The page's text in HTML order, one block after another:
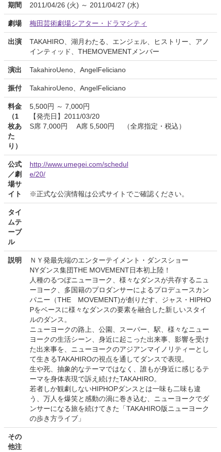
期間 2011/04/26 (火) ～ 2011/04/27 (水)
劇場 梅田芸術劇場シアター・ドラマシティ
出演
TAKAHIRO、湖月わたる、エンジェル、ヒストリー、アノ
インティッド、THEMOVEMENTメンバー
演出 TakahiroUeno、AngelFeliciano
振付 TakahiroUeno、AngelFeliciano
料金
（1
枚あ
た
り）
5,500円 ～ 7,000円
【発売日】2011/03/20
S席 7,000円 A席 5,500円 （全席指定・税込）
公式
／劇
場サ
イト
http://www.umegei.com/schedul
e/20/
※正式な公演情報は公式サイトでご確認ください。
タイ
ムテ
ーブ
ル
説明
ＮＹ発最先端のエンターテイメント・ダンスショー
NYダンス集団THE MOVEMENT日本初上陸！
人種のるつぼニューヨーク、様々なダンスが共存するニュ
ーヨーク、多国籍のプロダンサーによるプロデュースカン
パニー（THE MOVEMENT)が創りだす、ジャス・HIPHO
Pをベースに様々なダンスの要素を融合した新しいスタイ
ルのダンス。
ニューヨークの路上、公園、スーパー、駅、様々なニュー
ヨークの生活シーン、身近に起こった出来事、影響を受け
た出来事を、ニューヨークのアジアンマイノリティーとし
て生きるTAKAHIROの視点を通してダンスで表現。
生や死、抽象的なテーマではなく、誰もが身近に感じるテ
ーマを身体表現で訴え続けたTAKAHIRO。
若者しか観劇しないHIPHOPダンスとは一味も二味も違
う、万人を爆笑と感動の渦に巻き込む、ニューヨークでダ
ンサーになる旅を続けてきた「TAKAHIRO版ニューヨーク
の歩き方ライブ」
その
他注